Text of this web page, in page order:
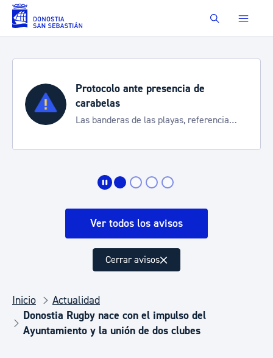
Saltar al contenido principal Buscar
Protocolo ante presencia de
carabelas
Las banderas de las playas, referencia
Ver todos los avisos
Cerrar avisos
Inicio
Actualidad
Donostia Rugby nace con el impulso del
Ayuntamiento y la unión de dos clubes